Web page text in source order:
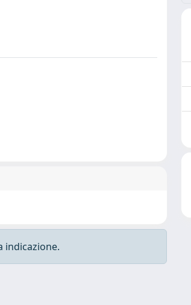
indicazione.